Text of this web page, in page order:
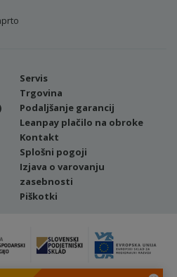
Servis
Trgovina
Podaljšanje garancij
Leanpay plačilo na obroke
Kontakt
Splošni pogoji
Izjava o varovanju
zasebnosti
Piškotki
marketing - spletna stran ter spletna